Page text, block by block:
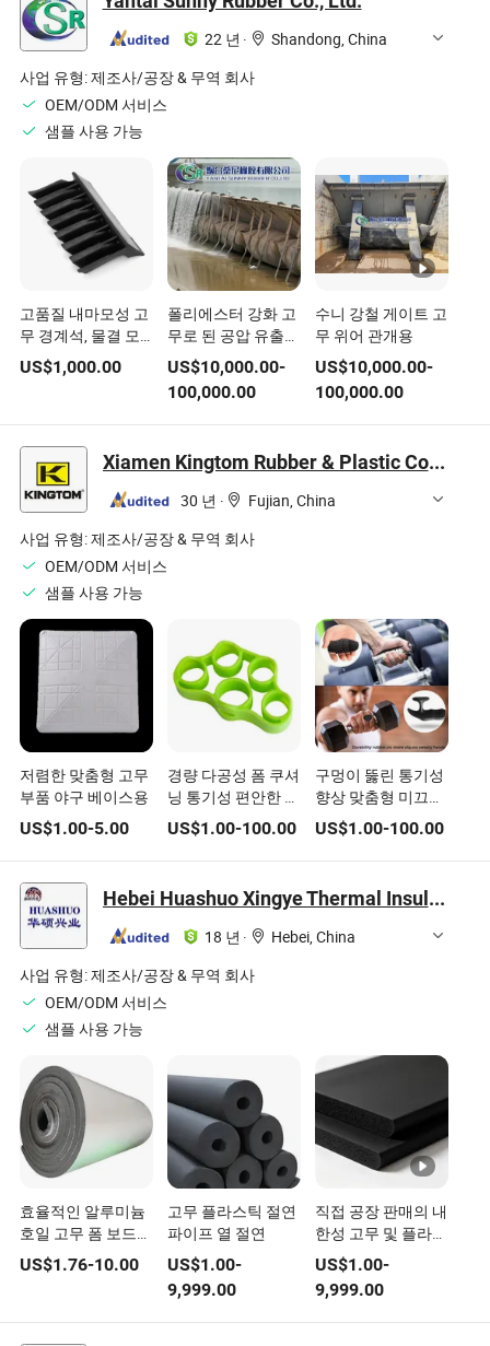
22 년 ·
Shandong, China
사업 유형:제조사/공장 & 무역 회사
OEM/ODM 서비스
샘플 사용 가능
고품질 내마모성 고
무 경계석, 물결 모
양 또는 직선형
US$1,000.00
폴리에스터 강화 고
무로 된 공압 유출구
위어
US$10,000.00-
100,000.00
수니 강철 게이트 고
무 위어 관개용
US$10,000.00-
100,000.00
Xiamen Kingtom Rubber & Plastic Co., Ltd.
30 년 ·
Fujian, China
사업 유형:제조사/공장 & 무역 회사
OEM/ODM 서비스
샘플 사용 가능
저렴한 맞춤형 고무
부품 야구 베이스용
US$1.00-5.00
경량 다공성 폼 쿠셔
닝 통기성 편안한 맞
춤형 고무 링
US$1.00-100.00
구멍이 뚫린 통기성
향상 맞춤형 미끄럼
방지 고무 그립 덤벨
US$1.00-100.00
Hebei Huashuo Xingye Thermal Insulation Building Materials Co., Ltd.
18 년 ·
Hebei, China
사업 유형:제조사/공장 & 무역 회사
OEM/ODM 서비스
샘플 사용 가능
효율적인 알루미늄
호일 고무 폼 보드
열 저항성 고밀도
US$1.76-10.00
고무 플라스틱 절연
파이프 열 절연
US$1.00-
9,999.00
직접 공장 판매의 내
한성 고무 및 플라스
틱 판넬
US$1.00-
9,999.00